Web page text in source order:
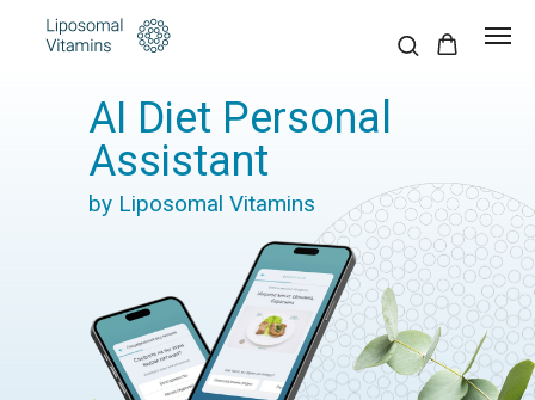
AI Diet Personal
Assistant
by Liposomal Vitamins